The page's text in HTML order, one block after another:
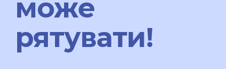
може
рятувати!